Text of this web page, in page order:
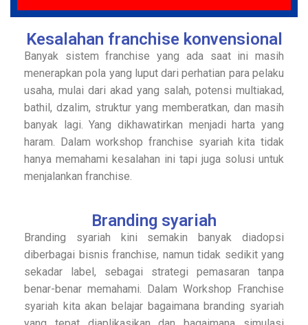
Kesalahan franchise konvensional
Banyak sistem franchise yang ada saat ini masih
menerapkan pola yang luput dari perhatian para pelaku
usaha, mulai dari akad yang salah, potensi multiakad,
bathil, dzalim, struktur yang memberatkan, dan masih
banyak lagi. Yang dikhawatirkan menjadi harta yang
haram. Dalam workshop franchise syariah kita tidak
hanya memahami kesalahan ini tapi juga solusi untuk
menjalankan franchise.
Branding syariah
Branding syariah kini semakin banyak diadopsi
diberbagai bisnis franchise, namun tidak sedikit yang
sekadar label, sebagai strategi pemasaran tanpa
benar-benar memahami. Dalam Workshop Franchise
syariah kita akan belajar bagaimana branding syariah